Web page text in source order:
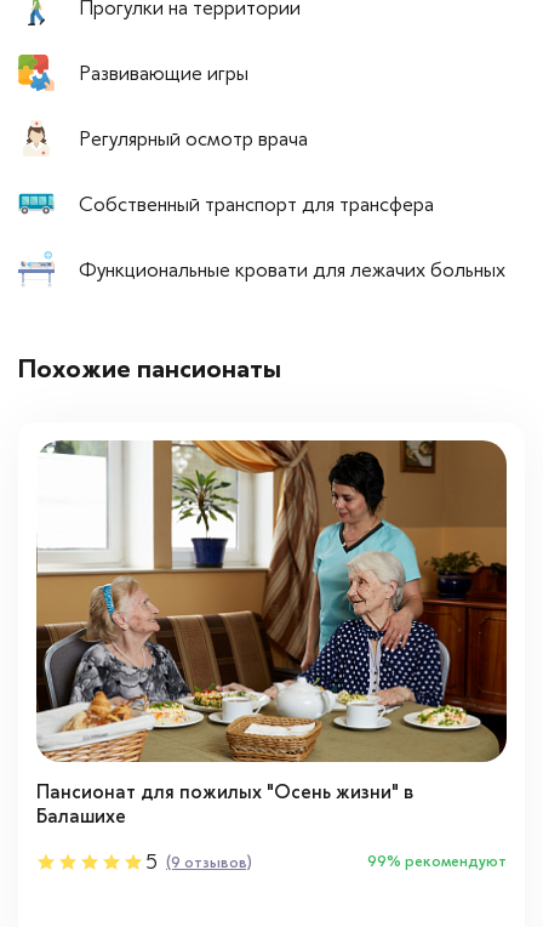
Прогулки на территории
Развивающие игры
Регулярный осмотр врача
Собственный транспорт для трансфера
Функциональные кровати для лежачих больных
Похожие пансионаты
Пансионат для пожилых "Осень жизни" в
Балашихе
5 (9 отзывов) 99% рекомендуют